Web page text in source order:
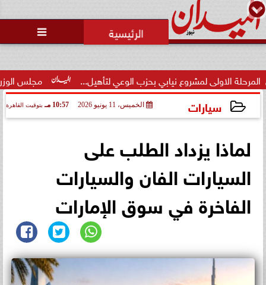

مجلس الوزراء يوافق لمشروع نيابي بحزب الوعي لتأهيل...
سيارات الخميس، 11 يونيو 2026 10:57 مـ بتوقيت القاهرة
لماذا يزداد الطلب على
السيارات الفان والسيارات
الفاخرة في سوق الإمارات
محاولات لإخفاء المقاعد عن أعضاء
الجمعية العمومية خلال الإفطار